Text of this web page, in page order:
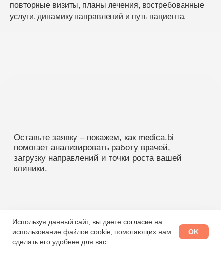
повторные визиты, планы лечения, востребованные
услуги, динамику направлений и путь пациента.
Используя данный сайт, вы даете согласие на
использование файлов cookie, помогающих нам
сделать его удобнее для вас.
OK